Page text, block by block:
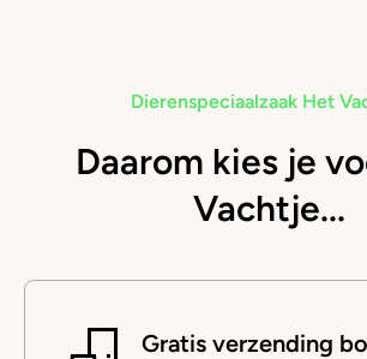
Dierenspeciaalzaak Het
Daarom kies je
Vachtje...
Gratis verzending